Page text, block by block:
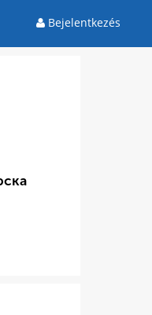
Bejelentkezés